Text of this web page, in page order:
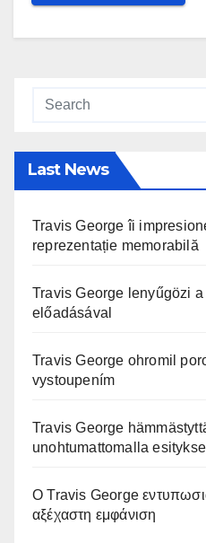
Last News
Travis George îi
reprezentație memorabilă
Travis George lenyűgözi
előadásával
Travis George ohromil
vystoupením
Travis George
unohtumattomalla
Ο Travis George
αξέχαστη εμφάνιση